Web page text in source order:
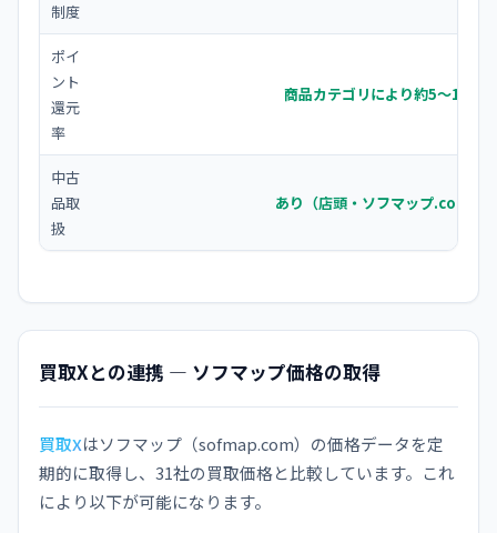
制度
ポイ
ント
還元
率
商品カテゴリにより約5〜10%
中古
品取
扱
あり（店頭・ソフマップ.com）
買取Xとの連携 — ソフマップ価格の取得
買取Xはソフマップ（sofmap.com）の価格データを定
期的に取得し、31社の買取価格と比較しています。これ
により以下が可能になります。